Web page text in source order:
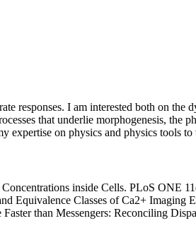
responses. I am interested both on the
that underlie morphogenesis,
on physics and physics tools to
inside Cells. PLoS ONE
Equivalence Classes of Ca2+
than Messengers: Reconciling